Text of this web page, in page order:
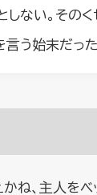
ない。そのく
う始末だっ
ね、主人を